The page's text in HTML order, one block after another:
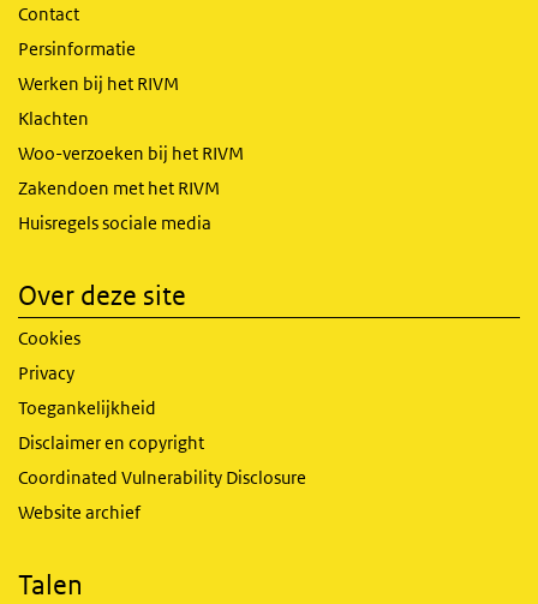
Contact
Persinformatie
Werken bij het RIVM
Klachten
Woo-verzoeken bij het RIVM
Zakendoen met het RIVM
Huisregels sociale media
Over deze site
Cookies
Privacy
Toegankelijkheid
Disclaimer en copyright
Coordinated Vulnerability Disclosure
Website archief
Talen